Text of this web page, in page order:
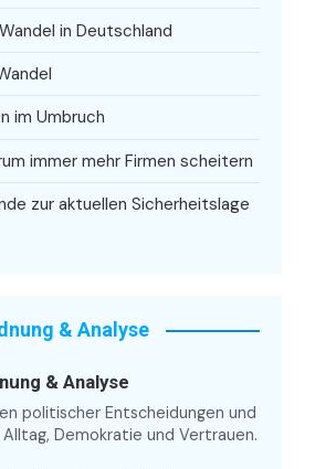
in Deutschland
im Umbruch
immer mehr Firmen scheitern
zur aktuellen Sicherheitslage
& Analyse
& Analyse
politischer Entscheidungen und
Alltag, Demokratie und Vertrauen.